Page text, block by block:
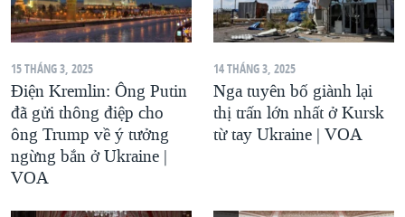
QUAN HỆ VIỆT MỸ
15 THÁNG 3, 2025
Điện Kremlin: Ông Putin
đã gửi thông điệp cho
ông Trump về ý tưởng
ngừng bắn ở Ukraine |
VOA
14 THÁNG 3, 2025
Nga tuyên bố giành lại
thị trấn lớn nhất ở Kursk
từ tay Ukraine | VOA